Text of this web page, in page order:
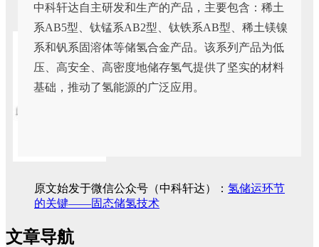
中科轩达自主研发和生产的产品，主要包含：稀土
系AB5型、钛锰系AB2型、钛铁系AB型、稀土镁镍
系和钒系固溶体等储氢合金产品。该系列产品为低
压、高安全、高密度地储存氢气提供了坚实的材料
基础，推动了氢能源的广泛应用。
原文始发于微信公众号（中科轩达）： 氢储运环节
的关键——固态储氢技术
文章导航